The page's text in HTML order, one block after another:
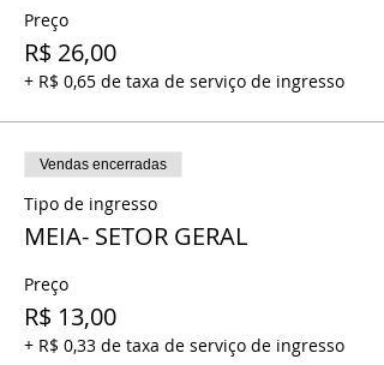
Preço
R$ 26,00
+ R$ 0,65 de taxa de serviço de ingresso
Vendas encerradas
Tipo de ingresso
MEIA- SETOR GERAL
Preço
R$ 13,00
+ R$ 0,33 de taxa de serviço de ingresso